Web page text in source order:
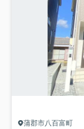
蒲郡市八百富町